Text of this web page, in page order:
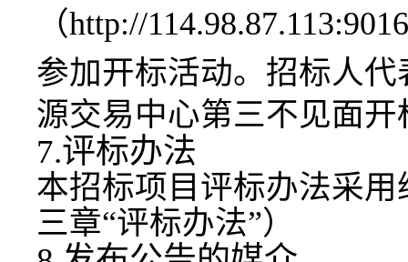
（http://
参加开标活动。招标人
源交易中心第三不见面开
7.评标办法
本招标项目评标办法采
三章“评标办法”）